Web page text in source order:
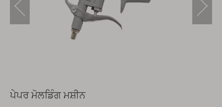
ਪੇਪਰ ਮੋਲਡਿੰਗ ਮਸ਼ੀਨ